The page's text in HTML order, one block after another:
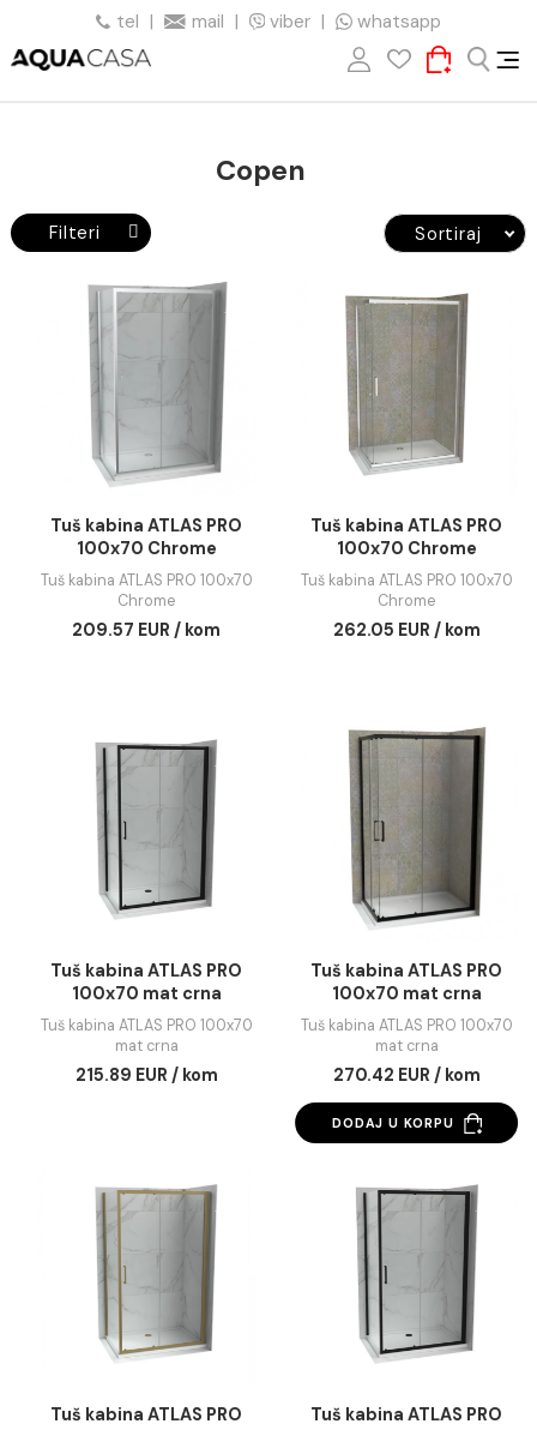
tel | mail | viber | whatsapp
Copen
Filteri Sortiraj
Tuš kabina ATLAS PRO
100x70 Chrome
Tuš kabina ATLAS PRO 100x70
Tuš kabina ATLAS
100x70 Chrome
Tuš kabina ATLAS PRO
Tuš kabina ATLAS PRO
215.89 EUR / kom
Tuš kabina ATLAS
100x70 mat crna
Tuš kabina ATLAS PRO
270.42 EUR / kom
DODAJ U KORPU